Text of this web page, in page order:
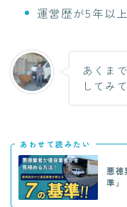
運営歴が5年以上
あくま
してみ
あわせて読みたい
悪徳
準」